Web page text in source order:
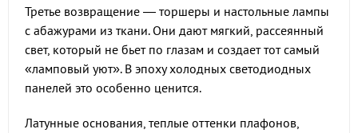
Третье возвращение — торшеры и настольные лампы
с абажурами из ткани. Они дают мягкий, рассеянный
свет, который не бьет по глазам и создает тот самый
«ламповый уют». В эпоху холодных светодиодных
панелей это особенно ценится.
Латунные основания, теплые оттенки плафонов,